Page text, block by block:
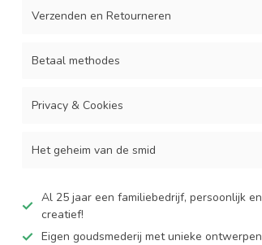
Verzenden en Retourneren
Betaal methodes
Privacy & Cookies
Het geheim van de smid
Al 25 jaar een familiebedrijf, persoonlijk en
creatief!
Eigen goudsmederij met unieke ontwerpen